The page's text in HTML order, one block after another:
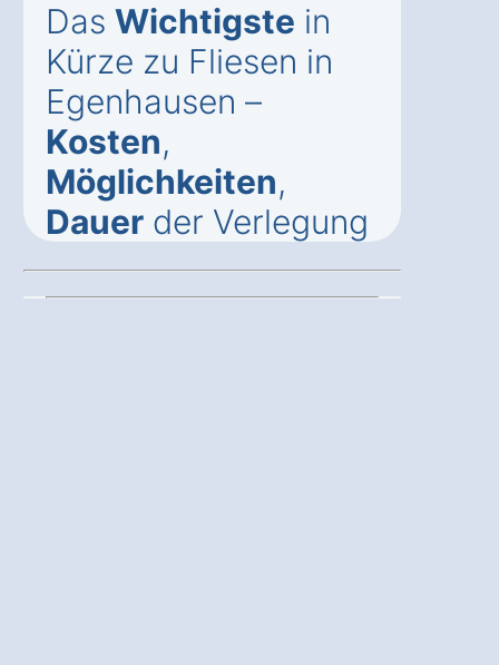
Das Wichtigste in
Kürze zu Fliesen in
Egenhausen –
Kosten,
Möglichkeiten,
Dauer der Verlegung